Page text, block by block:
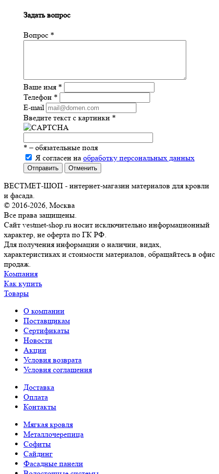
Задать вопрос
Вопрос *
Ваше имя *
Телефон *
E-mail
Введите текст с картинки *
* – обязательные поля
Я согласен на обработку персональных данных
Отправить Отменить
ВЕСТМЕТ-ШОП - интернет-магазин материалов для кровли
и фасада.
© 2016-2026, Москва
Все права защищены.
Сайт vestmet-shop.ru носит исключительно информационный
характер, не оферта по ГК РФ.
Для получения информации о наличии, видах,
характеристиках и стоимости материалов, обращайтесь в офис
продаж.
Компания
Как купить
Товары
О компании
Поставщикам
Сертификаты
Новости
Акции
Условия возврата
Условия соглашения
Доставка
Оплата
Контакты
Мягкая кровля
Металлочерепица
Софиты
Сайдинг
Фасадные панели